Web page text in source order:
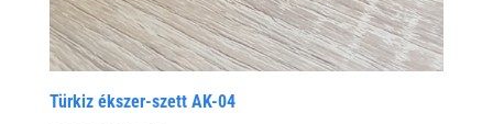
Türkiz ékszer-szett AK-04